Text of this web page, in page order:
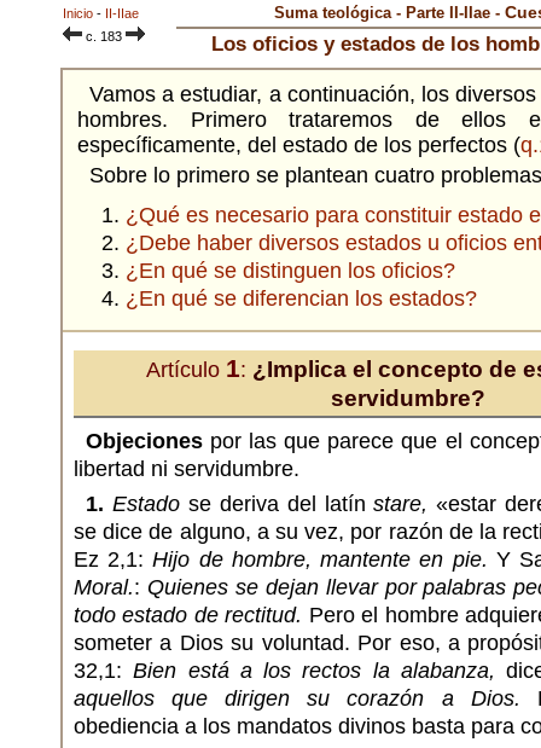
Inicio - II-IIae
c. 183
Suma teológica - Parte II-IIae -
Los oficios y estados de los
Vamos a estudiar, a continuación, los
hombres. Primero trataremos de ellos
específicamente, del estado de los perfectos (
Sobre lo primero se plantean cuatro
¿Qué es necesario para constituir estado
¿Debe haber diversos estados u oficios
¿En qué se distinguen los oficios?
¿En qué se diferencian los estados?
Artículo 1: ¿Implica el concepto de
servidumbre?
Objeciones por las que parece que el
libertad ni servidumbre.
1. Estadose deriva del latínstare, «estar
se dice de alguno, a su vez, por razón de la
Ez 2,1:Hijo de hombre, mantente en pie. Y
Moral.: Quienes se dejan llevar por palabras
todo estado de rectitud. Pero el hombre
someter a Dios su voluntad. Por eso, a
32,1:Bien está a los rectos la alabanza,
aquellos que dirigen su corazón a Dios.
obediencia a los mandatos divinos basta para